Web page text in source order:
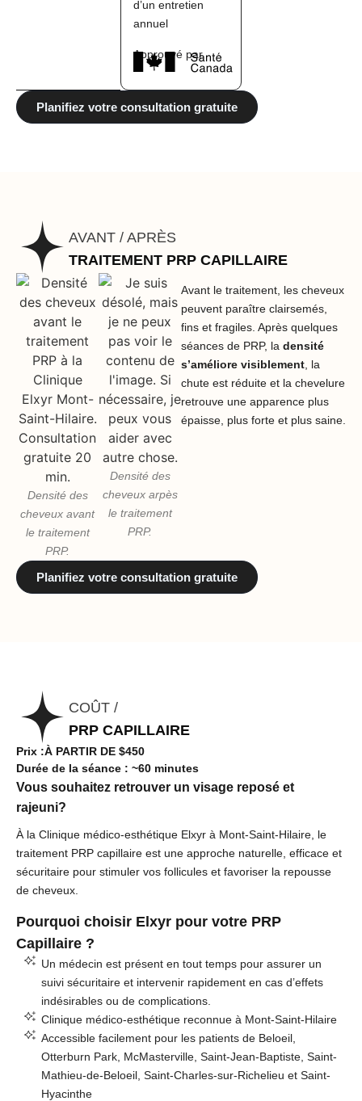
d’un entretien
annuel
Approuvé par
Planifiez votre consultation gratuite
AVANT / APRÈS
TRAITEMENT PRP CAPILLAIRE
Densité des
cheveux avant
le traitement
PRP.
Densité des
cheveux arpès
le traitement
PRP.
Avant le traitement, les cheveux
peuvent paraître clairsemés,
fins et fragiles. Après quelques
séances de PRP, la densité
s’améliore visiblement , la
chute est réduite et la chevelure
retrouve une apparence plus
épaisse, plus forte et plus saine.
Planifiez votre consultation gratuite
COÛT /
PRP CAPILLAIRE
Prix :À PARTIR DE $450
Durée de la séance : ~60 minutes
Vous souhaitez retrouver un visage reposé et
rajeuni?
À la Clinique médico-esthétique Elxyr à Mont-Saint-Hilaire, le
traitement PRP capillaire est une approche naturelle, efficace et
sécuritaire pour stimuler vos follicules et favoriser la repousse
de cheveux.
Pourquoi choisir Elxyr pour votre PRP
Capillaire ?
Un médecin est présent en tout temps pour assurer un
suivi sécuritaire et intervenir rapidement en cas d’effets
indésirables ou de complications.
Clinique médico-esthétique reconnue à Mont-Saint-Hilaire
Accessible facilement pour les patients de Beloeil,
Otterburn Park, McMasterville, Saint-Jean-Baptiste, Saint-
Mathieu-de-Beloeil, Saint-Charles-sur-Richelieu et Saint-
Hyacinthe